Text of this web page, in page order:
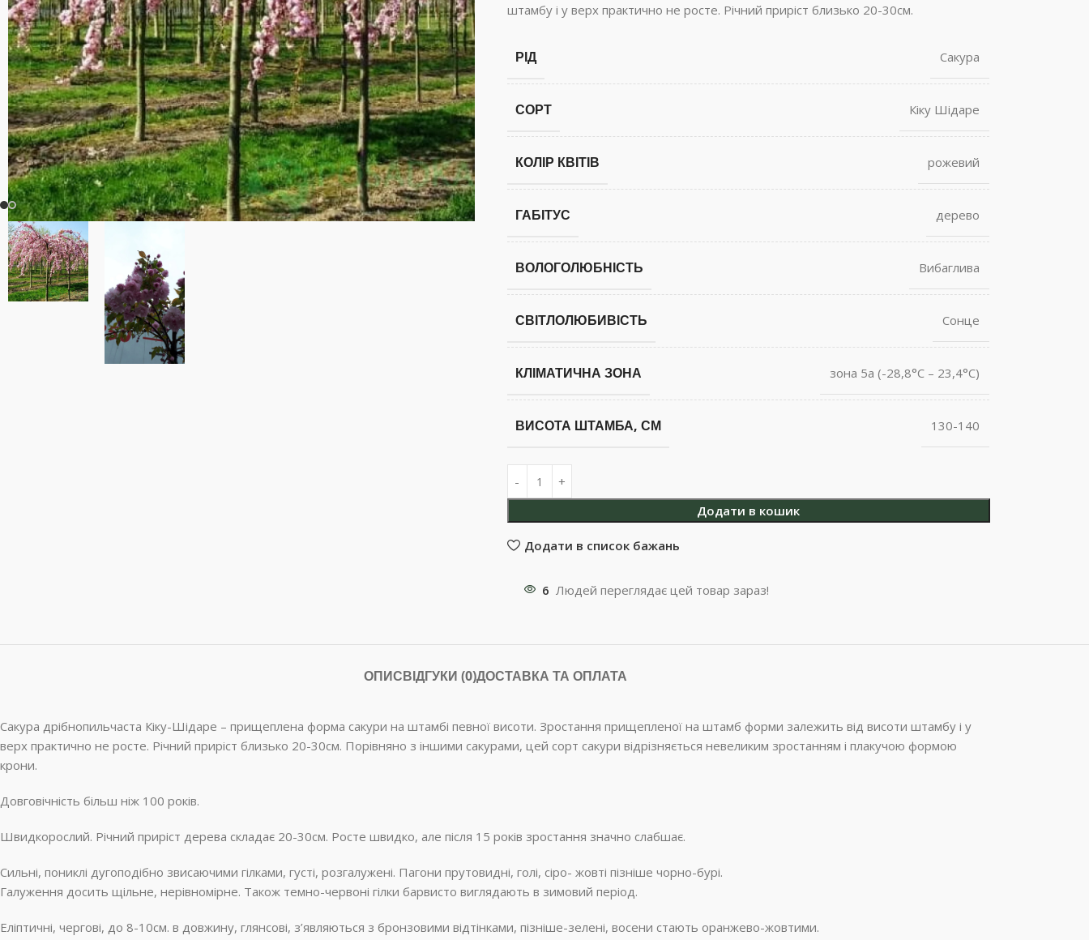
штамбу і у верх практично не росте. Річний приріст близько 20-30см.
РІД Сакура
СОРТ Кіку Шідаре
КОЛІР КВІТІВ рожевий
ГАБІТУС дерево
ВОЛОГОЛЮБНІСТЬ Вибаглива
СВІТЛОЛЮБИВІСТЬ Сонце
КЛІМАТИЧНА ЗОНА зона 5а (-28,8°С – 23,4°С)
ВИСОТА ШТАМБА, СМ 130-140
Додати в кошик
Додати в список бажань
6 Людей переглядає цей товар зараз!
ОПИСВІДГУКИ (0)ДОСТАВКА ТА ОПЛАТА
Сакура дрібнопильчаста Кіку-Шідаре – прищеплена форма сакури на штамбі певної висоти. Зростання прищепленої на штамб форми залежить від висоти штамбу і у
верх практично не росте. Річний приріст близько 20-30см. Порівняно з іншими сакурами, цей сорт сакури відрізняється невеликим зростанням і плакучою формою
крони.
Довговічність більш ніж 100 років.
Швидкорослий. Річний приріст дерева складає 20-30см. Росте швидко, але після 15 років зростання значно слабшає.
Сильні, пониклі дугоподібно звисаючими гілками, густі, розгалужені. Пагони прутовидні, голі, сіро- жовті пізніше чорно-бурі.
Галуження досить щільне, нерівномірне. Також темно-червоні гілки барвисто виглядають в зимовий період.
Еліптичні, чергові, до 8-10см. в довжину, глянсові, з’являються з бронзовими відтінками, пізніше-зелені, восени стають оранжево-жовтими.